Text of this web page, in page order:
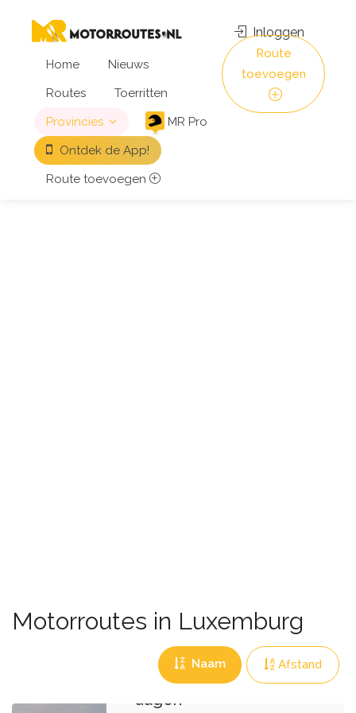
Home
Nieuws
Routes
Toerritten
Provincies
MR Pro
Ontdek de App!
Route toevoegen
Inloggen
Route
toevoegen
Motorroutes in Luxemburg
Naam Afstand
Route 7 van 7
dagen